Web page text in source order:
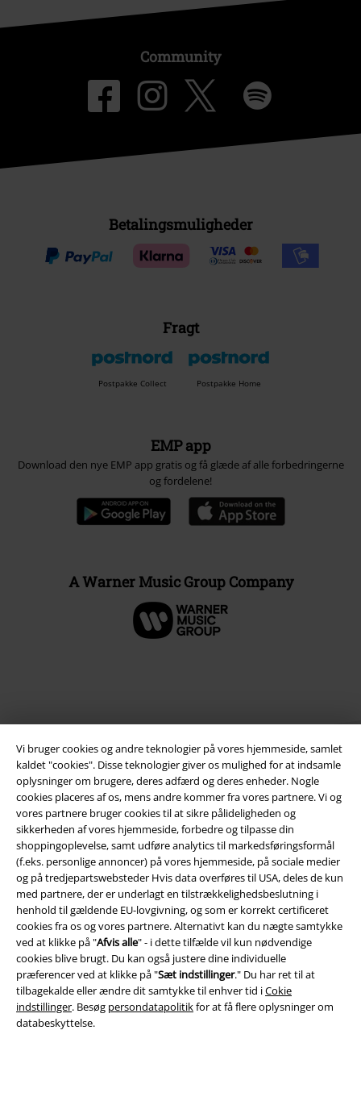
Vi bruger cookies og andre teknologier på vores hjemmeside, samlet
kaldet "cookies". Disse teknologier giver os mulighed for at indsamle
oplysninger om brugere, deres adfærd og deres enheder. Nogle
cookies placeres af os, mens andre kommer fra vores partnere. Vi og
vores partnere bruger cookies til at sikre pålideligheden og
sikkerheden af ​​vores hjemmeside, forbedre og tilpasse din
shoppingoplevelse, samt udføre analytics til markedsføringsformål
(f.eks. personlige annoncer) på vores hjemmeside, på sociale medier
og på tredjepartswebsteder Hvis data overføres til USA, deles de kun
med partnere, der er underlagt en tilstrækkelighedsbeslutning i
henhold til gældende EU-lovgivning, og som er korrekt certificeret
cookies fra os og vores partnere. Alternativt kan du nægte samtykke
ved at klikke på "Afvis alle" - i dette tilfælde vil kun nødvendige
cookies blive brugt. Du kan også justere dine individuelle
præferencer ved at klikke på "Sæt indstillinger." Du har ret til at
tilbagekalde eller ændre dit samtykke til enhver tid iCokie
indstillinger. Besøg persondatapolitikfor at få flere oplysninger om
databeskyttelse.
Community
Betalingsmuligheder
Fragt
Postpakke Collect Postpakke Home
EMP app
Download den nye EMP app gratis og få glæde af alle forbedringerne
og fordelene!
A Warner Music Group Company
Juridisk
Salgs-, medlems- & leveringsbetingelser
Om EMP Danmark
Persondatapolitik
Bortskaffelse af affald og miljøbeskyttelse
Overensstemmelseserklæring
Oplysninger om tilgængelighed